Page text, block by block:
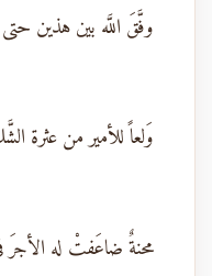
وفَّقَ اللَّه بين هذين حتى
وَلعاً للأمير من عثرة
محنةٌ ضاعَفتْ له الأجرَ